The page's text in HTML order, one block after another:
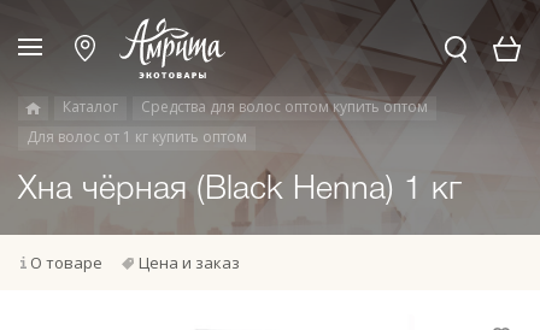
Каталог
Средства для волос оптом купить оптом
Для волос от 1 кг купить оптом
Хна чёрная (Black Henna) 1 кг
О товаре Цена и заказ